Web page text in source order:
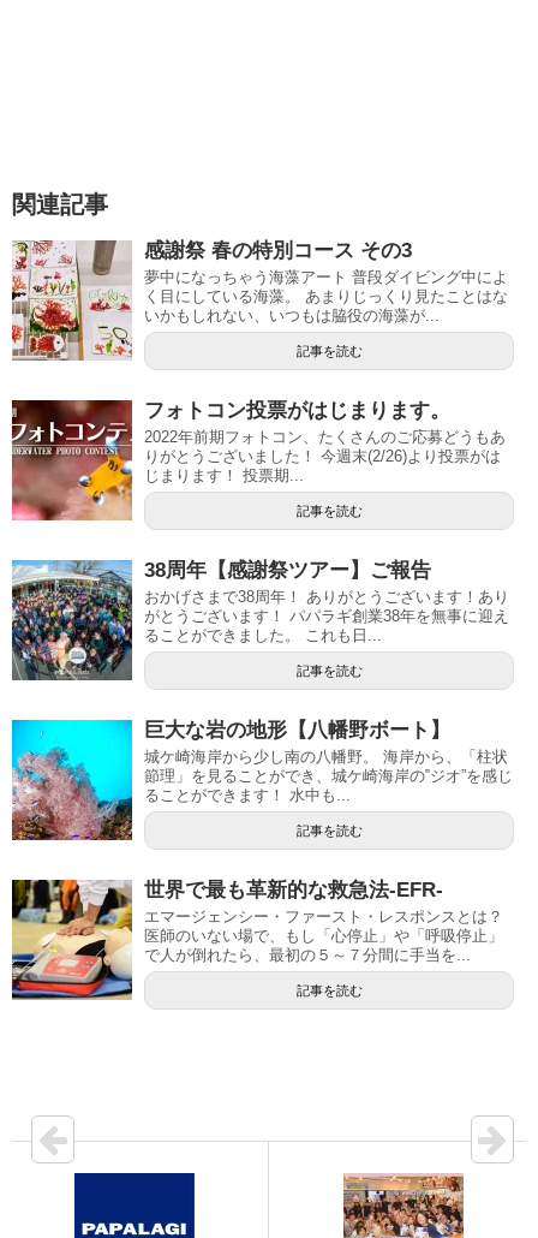
関連記事
感謝祭 春の特別コース その3
夢中になっちゃう海藻アート 普段ダイビング中によ
く目にしている海藻。 あまりじっくり見たことはな
いかもしれない、いつもは脇役の海藻が...
記事を読む
フォトコン投票がはじまります。
2022年前期フォトコン、たくさんのご応募どうもあ
りがとうございました！ 今週末(2/26)より投票がは
じまります！ 投票期...
記事を読む
38周年【感謝祭ツアー】ご報告
おかげさまで38周年！ ありがとうございます！あり
がとうございます！ パパラギ創業38年を無事に迎え
ることができました。 これも日...
記事を読む
巨大な岩の地形【八幡野ボート】
城ケ崎海岸から少し南の八幡野。 海岸から、「柱状
節理」を見ることができ、城ケ崎海岸の‟ジオ”を感じ
ることができます！ 水中も...
記事を読む
世界で最も革新的な救急法-EFR-
エマージェンシー・ファースト・レスポンスとは？
医師のいない場で、もし「心停止」や「呼吸停止」
で人が倒れたら、最初の５～７分間に手当を...
記事を読む